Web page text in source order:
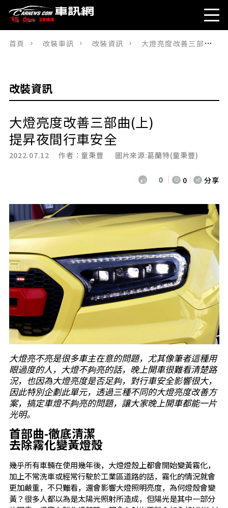
首頁 改裝車訊 改裝資訊 大燈亮度改善三部曲(上)提昇夜間行車安全
改裝資訊
大燈亮度改善三部曲(上)
提昇夜間行車安全
2022.07.12 作者： 童秉豐 圖片來源:葛蘭特(童秉豐)
0 0 分享
大燈亮不亮是很多車主在意的問題，尤其像筆者這種用
眼過度的人，大燈不夠亮的話，晚上開車很難看清楚路
況，也因為大燈亮度是否足夠，對行車安全影響很大，
因此特別企劃此單元，透過三種不同的大燈亮度改善方
案，搞定車燈不夠亮的問題，讓大家晚上開車都能一片
光明。
首部曲-徹底清潔
去除霧化變黃燈殼
幾乎所有車輛在使用幾年後，大燈燈殼上都會開始變黃霧化，
加上不常洗車或經常行駛於工業區道路的話，霧化的情況就會
更加嚴重，不只難看，還會影響大燈照明亮度，為何燈殼會變
黃？很多人都以為是太陽光照射所造成，但陽光是其中一部分